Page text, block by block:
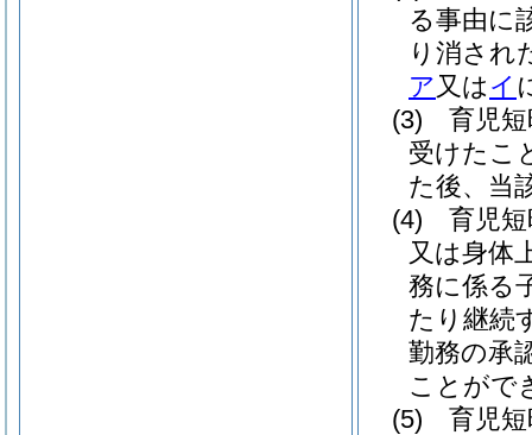
る事由に
り消され
ア 又は イ
(3)
育児
受けたこ
た後、当
(4)
育児
又は身体
務に係る
たり継続
勤務の承
ことがで
(5)
育児